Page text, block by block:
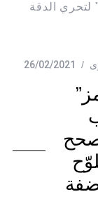
الدقة
26/02/2021